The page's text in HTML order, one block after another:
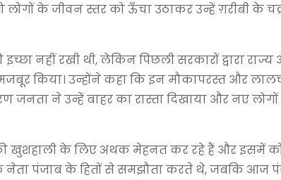
लोगों के जीवन स्तर को ऊँचा उठाकर उन्हें ग़रीबी के
नहीं रखी थी, लेकिन पिछली सरकारों द्वारा
किया। उन्होंने कहा कि इन मौकापरस्त और
जनता ने उन्हें बाहर का रास्ता दिखाया और नए
खुशहाली के लिए अथक मेहनत कर रहे हैं और इसमें
नेता पंजाब के हितों से समझौता करते थे, जबकि आज